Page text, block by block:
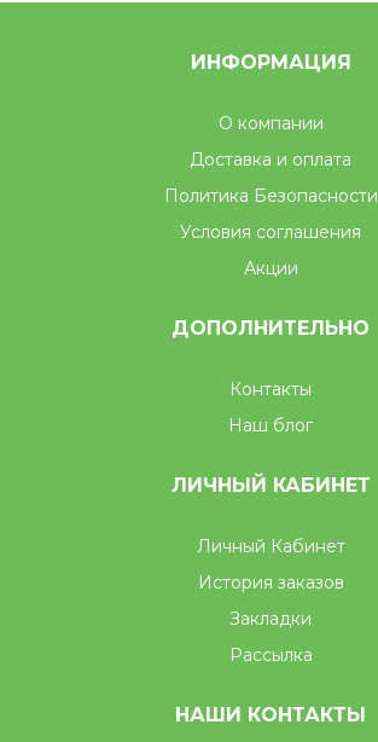
ИНФОРМАЦИЯ
О компании
Доставка и оплата
Политика Безопасности
Условия соглашения
Акции
ДОПОЛНИТЕЛЬНО
Контакты
Наш блог
ЛИЧНЫЙ КАБИНЕТ
Личный Кабинет
История заказов
Закладки
Рассылка
НАШИ КОНТАКТЫ